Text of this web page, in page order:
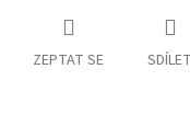
ZEPTAT SE SDÍLET